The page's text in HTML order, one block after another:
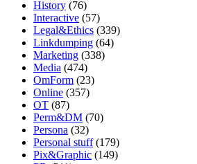
History (76)
Interactive (57)
Legal&Ethics (339)
Linkdumping (64)
Marketing (338)
Media (474)
OmForm (23)
Online (357)
OT (87)
Perm&DM (70)
Persona (32)
Personal stuff(179)
Pix&Graphic (149)